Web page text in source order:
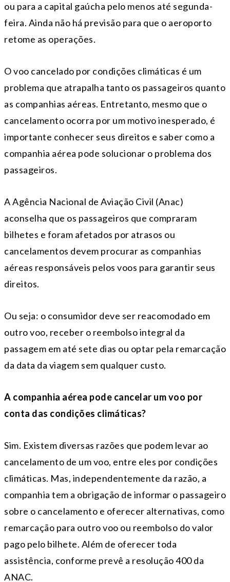
ou para a capital gaúcha pelo menos até segunda-
feira. Ainda não há previsão para que o aeroporto
retome as operações.
O voo cancelado por condições climáticas é um
problema que atrapalha tanto os passageiros quanto
as companhias aéreas. Entretanto, mesmo que o
cancelamento ocorra por um motivo inesperado, é
importante conhecer seus direitos e saber como a
companhia aérea pode solucionar o problema dos
passageiros.
A Agência Nacional de Aviação Civil (Anac)
aconselha que os passageiros que compraram
bilhetes e foram afetados por atrasos ou
cancelamentos devem procurar as companhias
aéreas responsáveis pelos voos para garantir seus
direitos.
Ou seja: o consumidor deve ser reacomodado em
outro voo, receber o reembolso integral da
passagem em até sete dias ou optar pela remarcação
da data da viagem sem qualquer custo.
A companhia aérea pode cancelar um voo por
conta das condições climáticas?
Sim. Existem diversas razões que podem levar ao
cancelamento de um voo, entre eles por condições
climáticas. Mas, independentemente da razão, a
companhia tem a obrigação de informar o passageiro
sobre o cancelamento e oferecer alternativas, como
remarcação para outro voo ou reembolso do valor
pago pelo bilhete. Além de oferecer toda
assistência, conforme prevê a resolução 400 da
ANAC.